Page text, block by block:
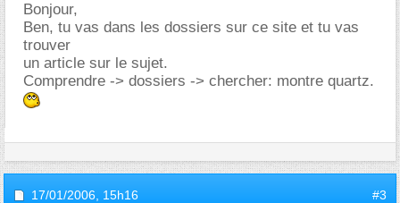
Bonjour,
Ben, tu vas dans les dossiers sur ce site et tu vas
trouver
un article sur le sujet.
Comprendre -> dossiers -> chercher: montre quartz.
17/01/2006, 15h16 #3